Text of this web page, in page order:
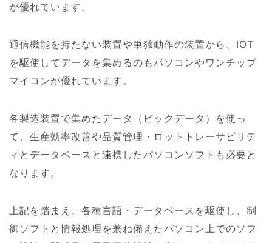
が優れています。
通信機能を持たない装置や単独動作の装置から、IOT
を駆使してデータを集めるのもパソコンやワンチップ
マイコンが優れています。
各製造装置で集めたデータ（ビックデータ）を使っ
て、生産効率改善や品質管理・ロットトレーサビリテ
ィとデータベースと連携したパソコンソフトも必要と
なります。
上記を踏まえ、各種言語・データベースを駆使し、制
御ソフトと情報処理を兼ね備えたパソコン上でのソフ